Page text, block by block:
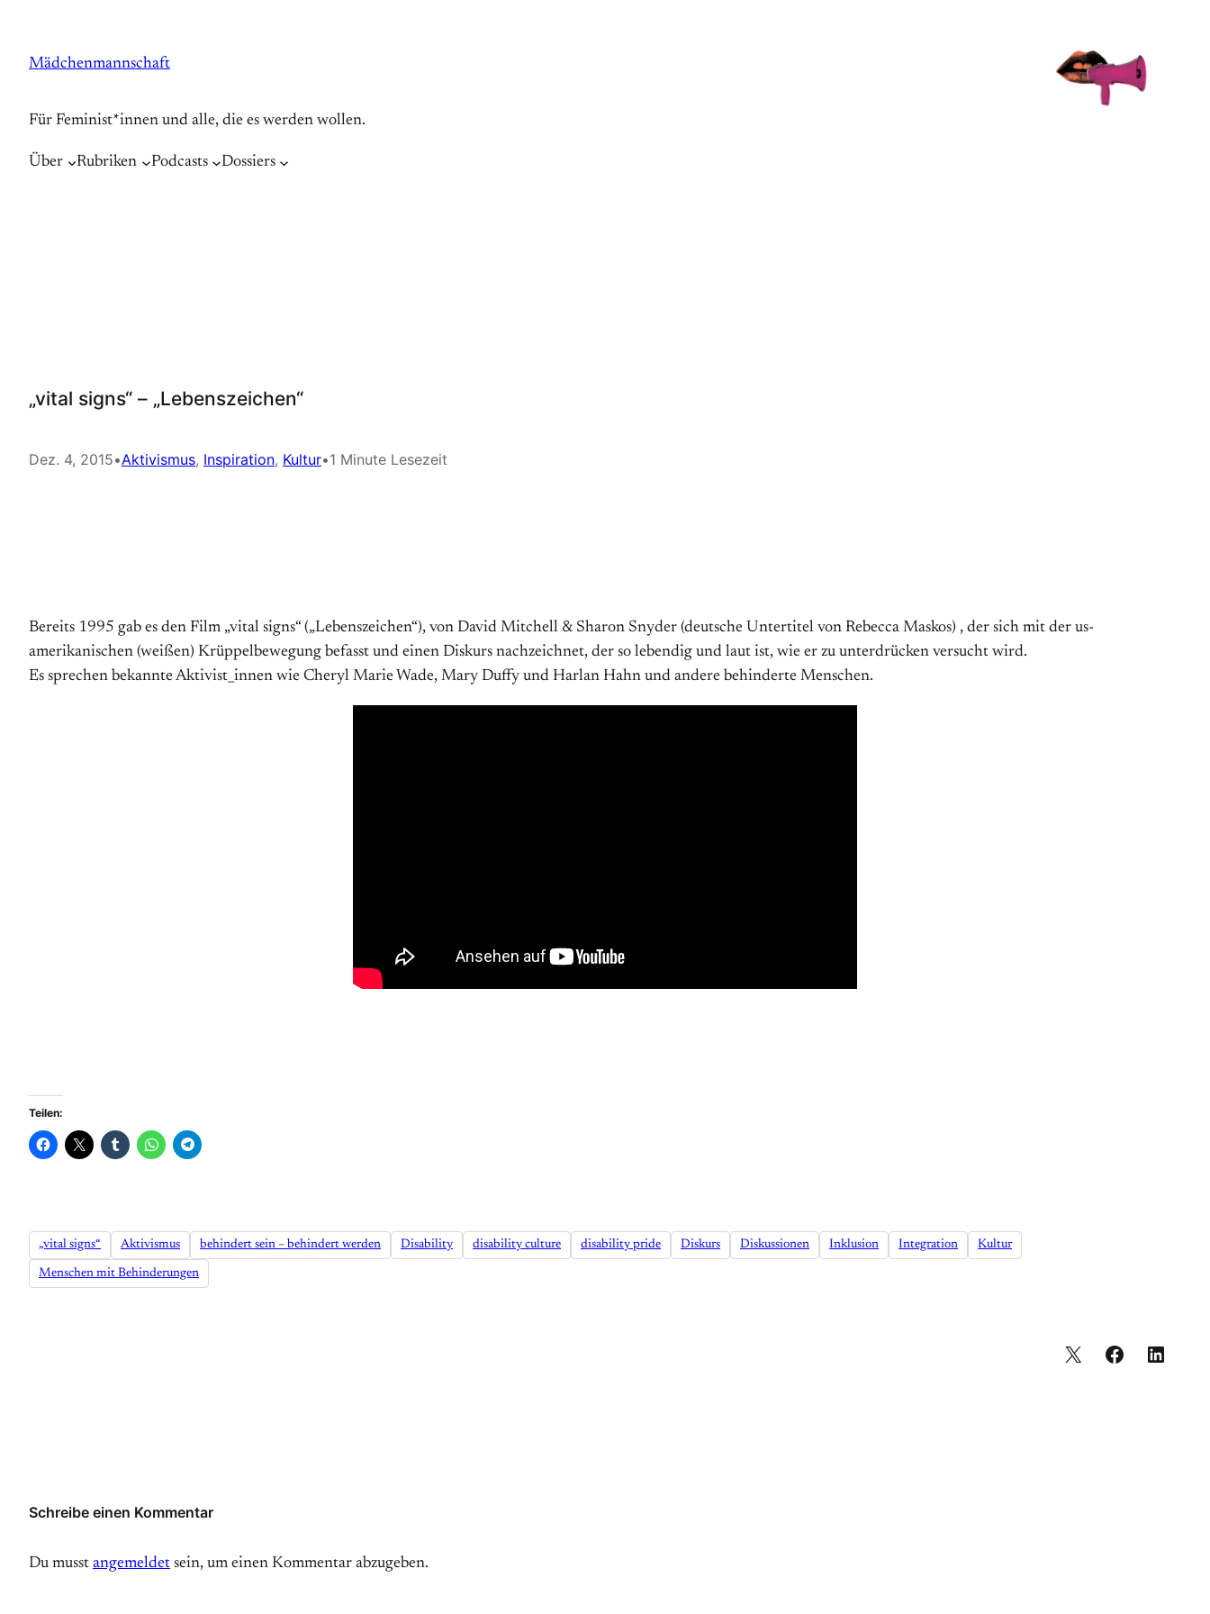
springen
Mädchenmannschaft
Für Feminist*innen und alle, die es werden wollen.
Über Rubriken Podcasts Dossiers
„vital signs“ – „Lebenszeichen“
Dez. 4, 2015•Aktivismus, Inspiration, Kultur•1 Minute Lesezeit
Bereits 1995 gab es den Film „vital signs“ („Lebenszeichen“), von David Mitchell & Sharon Snyder (deutsche Untertitel von Rebecca Maskos) , der sich mit der us-
amerikanischen (weißen) Krüppelbewegung befasst und einen Diskurs nachzeichnet, der so lebendig und laut ist, wie er zu unterdrücken versucht wird.
Es sprechen bekannte Aktivist_innen wie Cheryl Marie Wade, Mary Duffy und Harlan Hahn und andere behinderte Menschen.
Teilen:
„vital signs“ Aktivismus behindert sein – behindert werden Disability disability culture disability pride Diskurs Diskussionen Inklusion Integration Kultur
Menschen mit Behinderungen
Schreibe einen Kommentar
Du musst angemeldet sein, um einen Kommentar abzugeben.